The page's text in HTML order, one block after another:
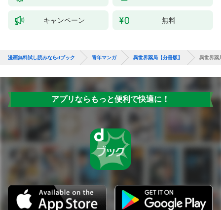
キャンペーン 無料
漫画無料試し読みならdブック 青年マンガ 異世界薬局【分冊版】 異世界
アプリならもっと便利で快適に！